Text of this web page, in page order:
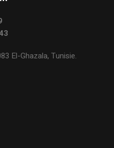
El-Ghazala, Tunisie.